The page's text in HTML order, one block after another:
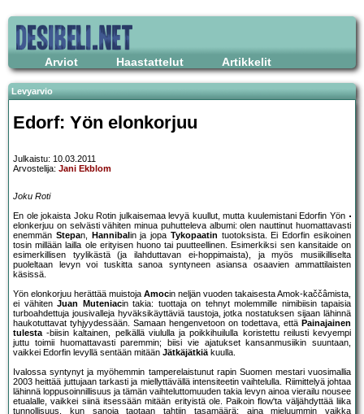
Arviot Haastattelut Artikkelit
Levyarvio
Edorf: Yön elonkorjuu
Julkaistu: 10.03.2011
Arvostelija: Jani Ekblom
Joku Roti
En ole jokaista Joku Rotin julkaisemaa levyä kuullut, mutta kuulemistani Edorfin Yön
elonkerjuu on selvästi vähiten minua puhutteleva albumi: olen nauttinut huomattavasti
enemmän Stepan, Hannibalin ja jopa Tykopaatin tuotoksista. Ei Edorfin esikoinen
tosin millään lailla ole erityisen huono tai puutteellinen. Esimerkiksi sen kansitaide on
esimerkillisen tyylikästä (ja ilahduttavan ei-hoppimaista), ja myös musiikilliselta
puoleltaan levyn voi tuskitta sanoa syntyneen asiansa osaavien ammattilaisten
käsissä.
Yön elonkorjuu herättää muistoja Amocin neljän vuoden takaisesta Amok-kaččâmista,
ei vähiten Juan Muteniacin takia: tuottaja on tehnyt molemmille nimibiisin tapaisia
turboahdettuja jousivalleja hyväksikäyttäviä taustoja, jotka nostatuksen sijaan lähinnä
haukotuttavat tyhjyydessään. Samaan hengenvetoon on todettava, että Painajainen
tulesta-biisin kaltainen, pelkällä viululla ja poikkihuilulla koristettu reilusti kevyempi
juttu toimii huomattavasti paremmin; biisi vie ajatukset kansanmusiikin suuntaan,
vaikkei Edorfin levyllä sentään mitään Jätkäjätkiäkuulla.
Ivalossa syntynyt ja myöhemmin tamperelaistunut rapin Suomen mestari vuosimallia
2003 heittää juttujaan tarkasti ja miellyttävällä intensiteetin vaihtelulla. Riimittelyä johtaa
lähinnä loppusoinnillisuus ja tämän vaihteluttomuuden takia levyn ainoa vierailu nousee
etualalle, vaikkei siinä itsessään mitään erityistä ole. Paikoin flow'ta väljähdyttää liika
tunnollisuus, kun sanoja taotaan tahtiin tasamäärä; aina mieluummin vaikka